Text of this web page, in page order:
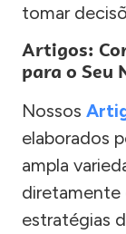
tomar
Artigos:
para o Seu
Nossos
elaborados
ampla
diretamente
estratégias